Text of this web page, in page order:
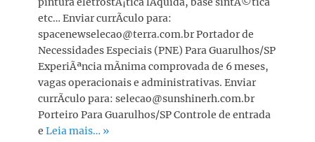
etc… Enviar currÃ­culo para:
spacenewselecao@terra.com.br Portador de
Necessidades Especiais (PNE) Para Guarulhos/SP
ExperiÃªncia mÃ­nima comprovada de 6 meses,
vagas operacionais e administrativas. Enviar
currÃ­culo para: selecao@sunshinerh.com.br
Porteiro Para Guarulhos/SP Controle de entrada
e Leia mais… »